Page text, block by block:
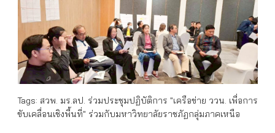
Tags: สวพ. มร.ลป. ร่วมประชุมปฏิบัติการ "เครือข่าย ววน. เพื่อการ
ขับเคลื่อนเชิงพื้นที่" ร่วมกับมหาวิทยาลัยราชภัฏกลุ่มภาคเหนือ